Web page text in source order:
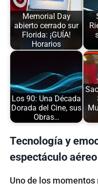
Memorial Day
abierto cerrado sur
Florida: ¡GUÍA!
Horarios
Los 90: Una Década
Dorada del Cine, sus
Obras…
Tecnología y
espectáculo
Uno de los